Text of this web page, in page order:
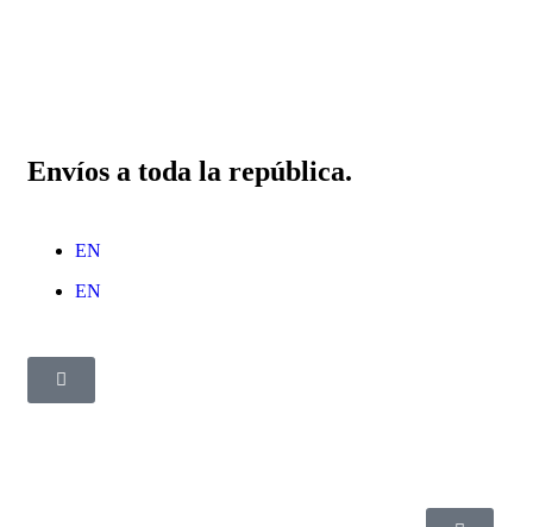
Envíos a toda la república.
EN
EN